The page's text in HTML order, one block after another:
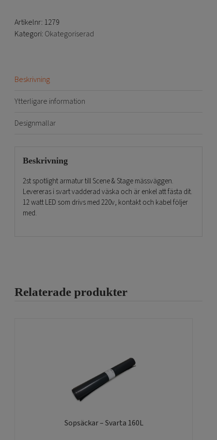
Artikelnr: 1279
Kategori: Okategoriserad
Beskrivning
Ytterligare information
Designmallar
Beskrivning
2st spotlight armatur till Scene & Stage mässväggen.
Levereras i svart vadderad väska och är enkel att fästa dit.
12 watt LED som drivs med 220v, kontakt och kabel följer
med.
Relaterade produkter
Sopsäckar – Svarta 160L